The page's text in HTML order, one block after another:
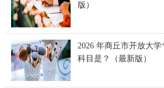
版）
2026 年商丘市开放大
科目是？（最新版）